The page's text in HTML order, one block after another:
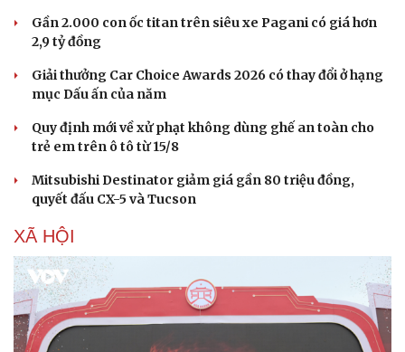
Sức khỏe
Cây thuốc
Sản phụ khoa
Nam khoa
Làm đẹp - giảm cân
Phòng mạch online
Ăn sạch sống khỏe
Đời sống
Blog
Gần 2.000 con ốc titan trên siêu xe Pagani có giá hơn
2,9 tỷ đồng
Giải thưởng Car Choice Awards 2026 có thay đổi ở hạng
mục Dấu ấn của năm
Quy định mới về xử phạt không dùng ghế an toàn cho
trẻ em trên ô tô từ 15/8
Mitsubishi Destinator giảm giá gần 80 triệu đồng,
quyết đấu CX-5 và Tucson
XÃ HỘI